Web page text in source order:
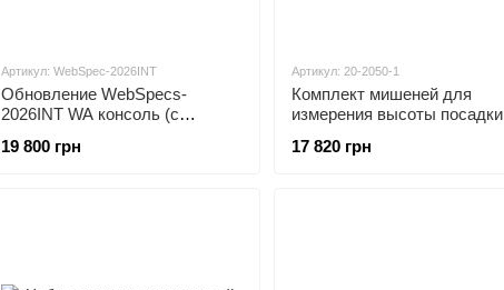
Артикул: WebSpec-2026INT
Обновление WebSpecs-
2026INT WA консоль (с
19 800 грн
Артикул: 20-2050-1
Комплект мишеней для
измерения высоты посадки
17 820 грн